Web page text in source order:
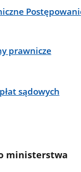
prawnicze
sądowych
ministerstwa